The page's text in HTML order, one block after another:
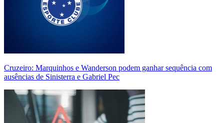
Cruzeiro: Marquinhos e Wanderson podem ganhar sequência com
ausências de Sinisterra e Gabriel Pec